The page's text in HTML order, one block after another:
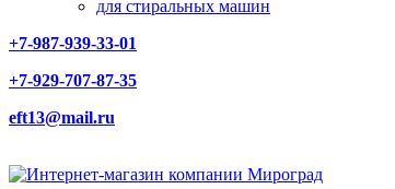
для стиральных машин
+7-987-939-33-01
+7-929-707-87-35
eft13@mail.ru